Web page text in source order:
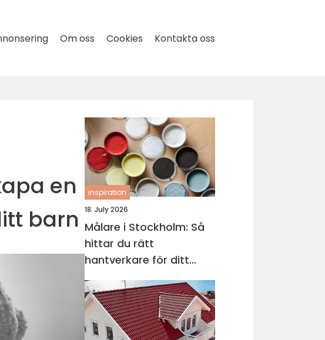
Om oss Cookies Kontakta oss
en
barn
inspiration
18. July 2026
Målare i Stockholm: Så
hittar du rätt
hantverkare för ditt
projekt